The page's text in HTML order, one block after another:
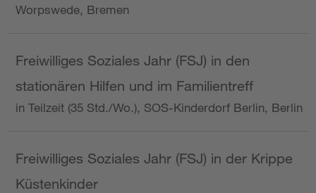
Worpswede, Bremen
Freiwilliges Soziales Jahr (FSJ) in den
stationären Hilfen und im Familientreff
in Teilzeit (35 Std./Wo.), SOS-Kinderdorf Berlin, Berlin
Freiwilliges Soziales Jahr (FSJ) in der Krippe
Küstenkinder